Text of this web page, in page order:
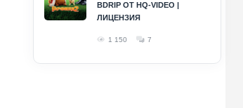
BDRIP ОТ HQ-VIDEO |
ЛИЦЕНЗИЯ
1 150 7